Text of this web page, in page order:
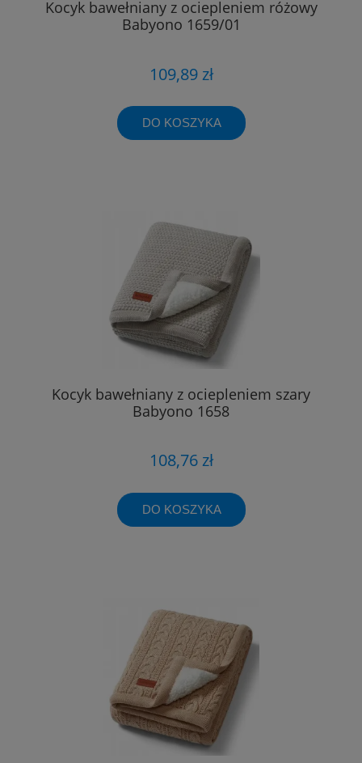
Kocyk bawełniany z ociepleniem różowy
Babyono 1659/01
109,89 zł
DO KOSZYKA
Kocyk bawełniany z ociepleniem szary
Babyono 1658
108,76 zł
DO KOSZYKA